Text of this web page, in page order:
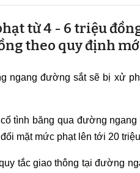
từ 4 - 6 triệu
theo quy định
ngang đường sắt sẽ bị xử
tình băng qua đường ngang
mặt mức phạt lên tới 20
tắc giao thông tại đường